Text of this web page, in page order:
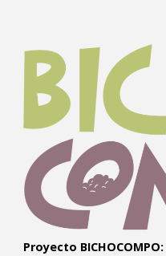
Proyecto BICHOCOMPO: